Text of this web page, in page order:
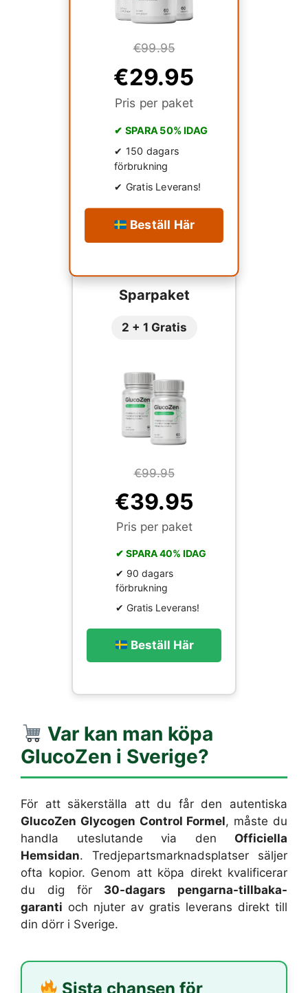
€99.95
€29.95
Pris per paket
✔ SPARA 50% IDAG
✔ 150 dagars
förbrukning
✔ Gratis Leverans!
Beställ Här
Sparpaket
2 + 1 Gratis
€99.95
€39.95
Pris per paket
✔ SPARA 40% IDAG
✔ 90 dagars
förbrukning
✔ Gratis Leverans!
Beställ Här
Var kan man köpa
GlucoZen i Sverige?
För att säkerställa att du får den autentiska
GlucoZen Glycogen Control Formel, måste du
handla uteslutande via den Officiella
Hemsidan. Tredjepartsmarknadsplatser säljer
ofta kopior. Genom att köpa direkt kvalificerar
du dig för 30-dagars pengarna-tillbaka-
garanti och njuter av gratis leverans direkt till
din dörr i Sverige.
Sista chansen för